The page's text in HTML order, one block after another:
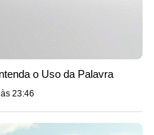
o Uso da Palavra
23:46